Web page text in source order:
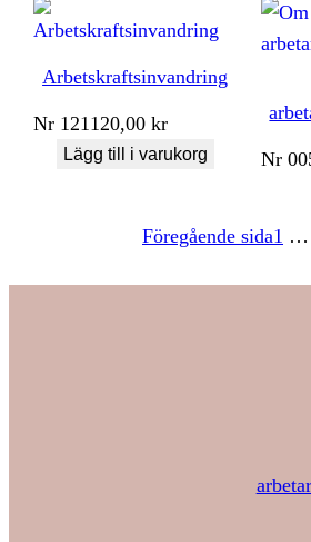
Arbetskraftsinvandring
Nr 121120,00kr
Lägg till i varukorg Nr
Föregående sida1 …